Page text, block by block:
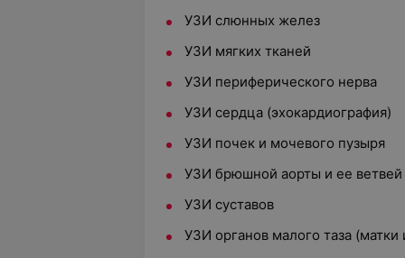
УЗИ слюнных желез
УЗИ мягких тканей
УЗИ периферического нерва
УЗИ сердца (эхокардиография)
УЗИ почек и мочевого пузыря
УЗИ брюшной аорты и ее ветвей
УЗИ суставов
УЗИ органов малого таза (матки